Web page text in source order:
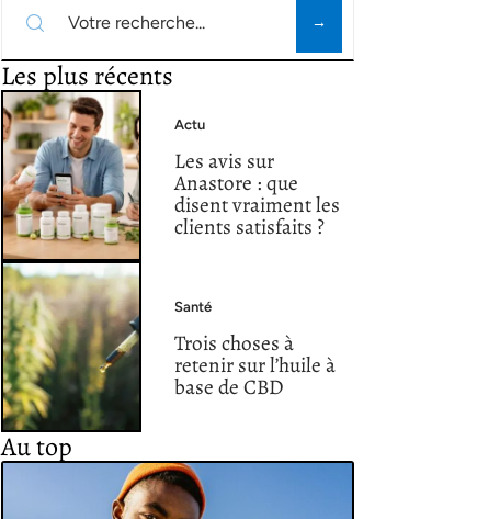
Les plus récents
Actu
Les avis sur
Anastore : que
disent vraiment les
clients satisfaits ?
Santé
Trois choses à
retenir sur l’huile à
base de CBD
Au top